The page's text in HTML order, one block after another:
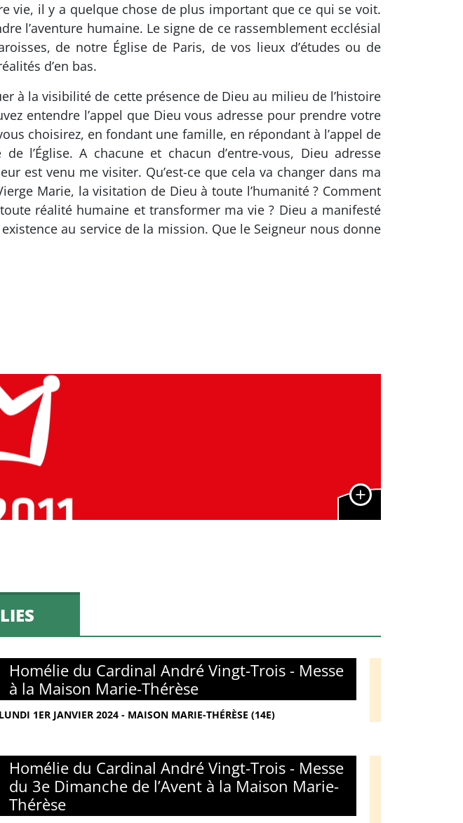
vie, il y a quelque chose de plus important que ce qui se voit.
l’aventure humaine. Le signe de ce rassemblement ecclésial
de notre Église de Paris, de vos lieux d’études ou de
d’en bas.
à la visibilité de cette présence de Dieu au milieu de l’histoire
entendre l’appel que Dieu vous adresse pour prendre votre
choisirez, en fondant une famille, en répondant à l’appel de
l’Église. A chacune et chacun d’entre-vous, Dieu adresse
est venu me visiter. Qu’est-ce que cela va changer dans ma
Marie, la visitation de Dieu à toute l’humanité ? Comment
réalité humaine et transformer ma vie ? Dieu a manifesté
au service de la mission. Que le Seigneur nous donne
Homélie du Cardinal André Vingt-Trois - Messe
à la Maison Marie-Thérèse
LUNDI 1ER JANVIER 2024 - MAISON MARIE-THÉRÈSE (14E)
Homélie du Cardinal André Vingt-Trois - Messe
du 3e Dimanche de l’Avent à la Maison Marie-
Thérèse